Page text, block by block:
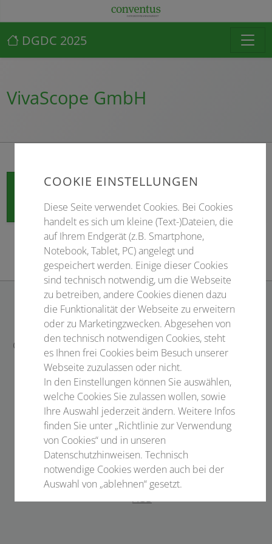
DGDC 2025
VivaScope GmbH
KONTAKT
Conventus Congressmanagement & Marketing GmbH
Carl-Pulfrich-Straße 1
07745 Jena
www.conventus.de
LINKS
Sie haben Fragen? Gern helfen wir weiter!
Datenschutzinformation
AGB
COOKIE EINSTELLUNGEN
Diese Seite verwendet Cookies. Bei Cookies
handelt es sich um kleine (Text-)Dateien, die
auf Ihrem Endgerät (z.B. Smartphone,
Notebook, Tablet, PC) angelegt und
gespeichert werden. Einige dieser Cookies
sind technisch notwendig, um die Webseite
zu betreiben, andere Cookies dienen dazu
die Funktionalität der Webseite zu erweitern
oder zu Marketingzwecken. Abgesehen von
den technisch notwendigen Cookies, steht
es Ihnen frei Cookies beim Besuch unserer
Webseite zuzulassen oder nicht.
In den Einstellungen können Sie auswählen,
welche Cookies Sie zulassen wollen, sowie
Ihre Auswahl jederzeit ändern. Weitere Infos
finden Sie unter „Richtlinie zur Verwendung
von Cookies“ und in unseren
Datenschutzhinweisen. Technisch
notwendige Cookies werden auch bei der
Auswahl von „ablehnen“ gesetzt.